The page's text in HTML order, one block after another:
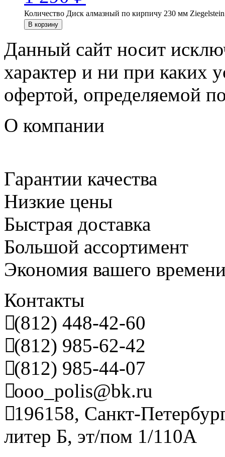
Количество Диск алмазный по кирпичу 230 мм Ziegelstein
В корзину
Данный сайт носит
характер и ни при каких
офертой, определяемой
О компании
Гарантии качества
Низкие цены
Быстрая доставка
Большой ассортимент
Экономия вашего
Контакты
(812) 448-42-60
(812) 985-62-42
(812) 985-44-07
ooo_polis@bk.ru
196158, Санкт-
литер Б, эт/пом 1/110А